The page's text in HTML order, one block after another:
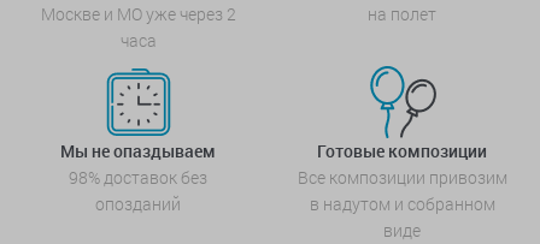
Москве и МО уже через 2
часа
на полет
Мы не опаздываем
98% доставок без
опозданий
Готовые композиции
Все композиции привозим
в надутом и собранном
виде